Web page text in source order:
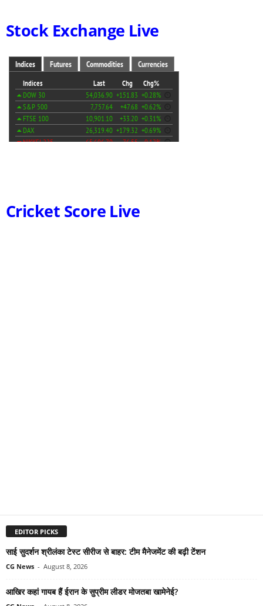
Stock Exchange Live
Cricket Score Live
EDITOR PICKS
साई सुदर्शन श्रीलंका टेस्ट सीरीज से बाहर: टीम मैनेजमेंट की बढ़ी टेंशन
CG News - August 8, 2026
आखिर कहां गायब हैं ईरान के सुप्रीम लीडर मोजतबा खामेनेई?